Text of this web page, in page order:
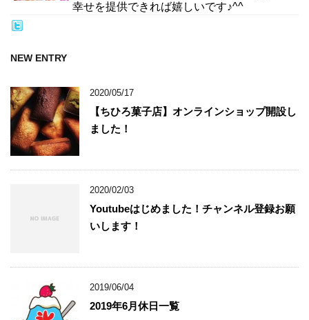
幸せを提供できれば嬉しいです♪^^
NEW ENTRY
2020/05/17
【ちひろ菓子店】オンラインショップ開設し
ました！
2020/02/03
Youtubeはじめました！チャンネル登録お願
いします！
2019/06/04
2019年6月休日一覧